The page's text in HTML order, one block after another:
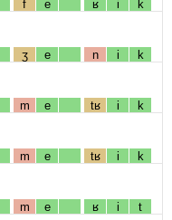
f e ʁ i k
ʒ e n i k
m e tʁ i k
m e tʁ i k
m e ʁ i t